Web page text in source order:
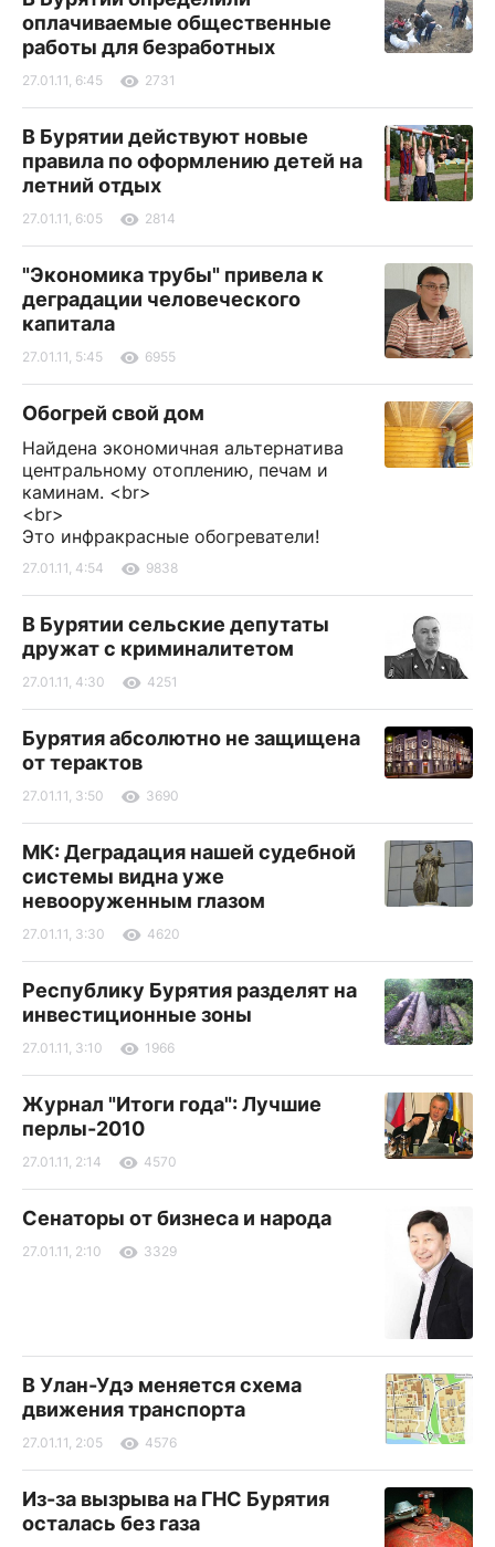
оплачиваемые общественные
работы для безработных
27.01.11, 6:45 2731
В Бурятии действуют новые
правила по оформлению детей на
летний отдых
27.01.11, 6:05 2814
"Экономика трубы" привела к
деградации человеческого
капитала
27.01.11, 5:45 6955
Обогрей свой дом
Найдена экономичная альтернатива
центральному отоплению, печам и
каминам. <br>
<br>
Это инфракрасные обогреватели!
27.01.11, 4:54 9838
В Бурятии сельские депутаты
дружат с криминалитетом
27.01.11, 4:30 4251
Бурятия абсолютно не защищена
от терактов
27.01.11, 3:50 3690
МК: Деградация нашей судебной
системы видна уже
невооруженным глазом
27.01.11, 3:30 4620
Республику Бурятия разделят на
инвестиционные зоны
27.01.11, 3:10 1966
Журнал "Итоги года": Лучшие
перлы-2010
27.01.11, 2:14 4570
Сенаторы от бизнеса и народа
27.01.11, 2:10 3329
В Улан-Удэ меняется схема
движения транспорта
27.01.11, 2:05 4576
Из-за вызрыва на ГНС Бурятия
осталась без газа